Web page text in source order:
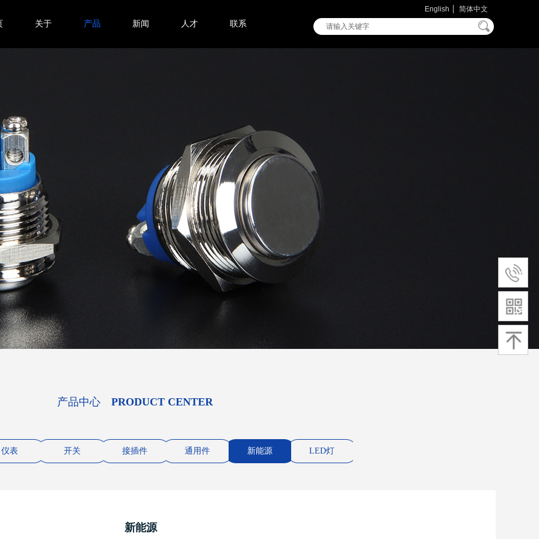
关于 产品 新闻 人才 联系
English 简体中文
产品中心 PRODUCT CENTER
仪表 开关 接插件 通用件 新能源 LED灯
新能源